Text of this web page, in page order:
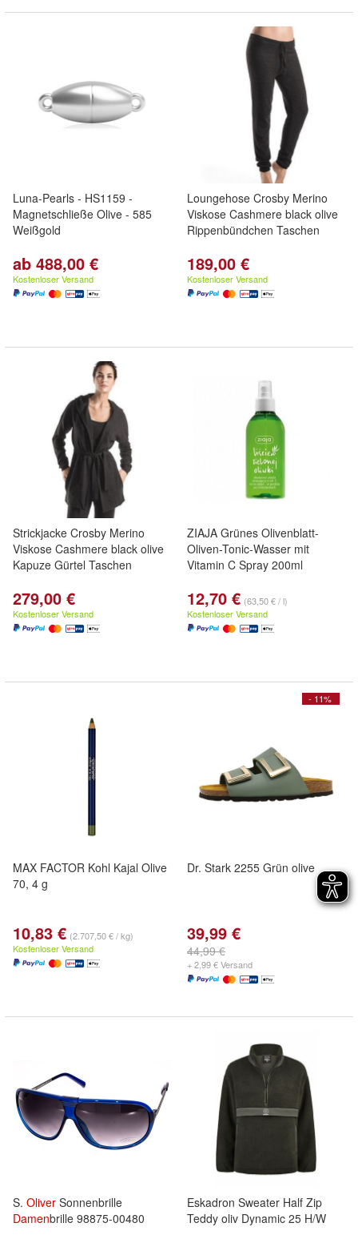
Luna-Pearls - HS1159 -
Magnetschließe Olive - 585
Weißgold
ab 488,00 €
Kostenloser Versand
Loungehose Crosby Merino
Viskose Cashmere black olive
Rippenbündchen Taschen
189,00 €
Kostenloser Versand
Strickjacke Crosby Merino
Viskose Cashmere black olive
Kapuze Gürtel Taschen
279,00 €
Kostenloser Versand
ZIAJA Grünes Olivenblatt-
Oliven-Tonic-Wasser mit
Vitamin C Spray 200ml
12,70 € (63,50 € / l)
Kostenloser Versand
MAX FACTOR Kohl Kajal Olive
70, 4 g
10,83 € (2.707,50 € / kg)
Kostenloser Versand
- 11%
Dr. Stark 2255 Grün olive
39,99 €
44,99 €
+ 2,99 € Versand
S. Oliver Sonnenbrille
Damenbrille 98875-00480
Eskadron Sweater Half Zip
Teddy oliv Dynamic 25 H/W